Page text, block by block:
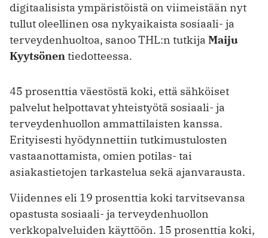
digitaalisista ympäristöistä on viimeistään nyt
tullut oleellinen osa nykyaikaista sosiaali- ja
terveydenhuoltoa, sanoo THL:n tutkija Maiju
Kyytsönentiedotteessa.
45 prosenttia väestöstä koki, että sähköiset
palvelut helpottavat yhteistyötä sosiaali- ja
terveydenhuollon ammattilaisten kanssa.
Erityisesti hyödynnettiin tutkimustulosten
vastaanottamista, omien potilas- tai
asiakastietojen tarkastelua sekä ajanvarausta.
Viidennes eli 19 prosenttia koki tarvitsevansa
opastusta sosiaali- ja terveydenhuollon
verkkopalveluiden käyttöön. 15 prosenttia koki,